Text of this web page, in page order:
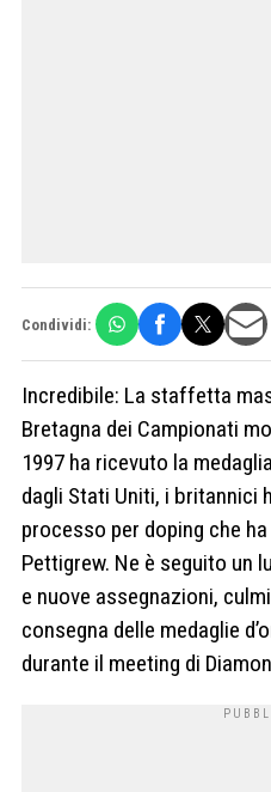
Condividi:
Incredibile: La staffetta
Bretagna dei Campionati
1997 ha ricevuto la
dagli Stati Uniti, i britannici
processo per doping che
Pettigrew. Ne è seguito un
e nuove assegnazioni,
consegna delle medaglie
durante il meeting di